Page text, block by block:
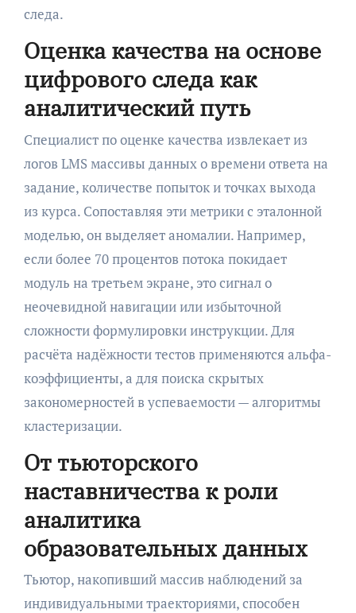
следа.
Оценка качества на основе
цифрового следа как
аналитический путь
Специалист по оценке качества извлекает из
логов LMS массивы данных о времени ответа на
задание, количестве попыток и точках выхода
из курса. Сопоставляя эти метрики с эталонной
моделью, он выделяет аномалии. Например,
если более 70 процентов потока покидает
модуль на третьем экране, это сигнал о
неочевидной навигации или избыточной
сложности формулировки инструкции. Для
расчёта надёжности тестов применяются альфа-
коэффициенты, а для поиска скрытых
закономерностей в успеваемости — алгоритмы
кластеризации.
От тьюторского
наставничества к роли
аналитика
образовательных данных
Тьютор, накопивший массив наблюдений за
индивидуальными траекториями, способен